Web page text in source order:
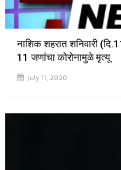
नाशिक शहरात शनिवारी
11 जणांचा कोरोनामुळे मृत्यू
July 11, 2020